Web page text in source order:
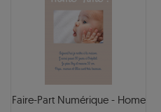
Faire-Part Numérique - Home